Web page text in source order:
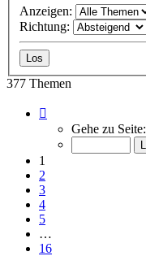
Anzeigen:
Richtung:
377 Themen
von
Gehe zu Seite:
1
2
3
4
5
…
16